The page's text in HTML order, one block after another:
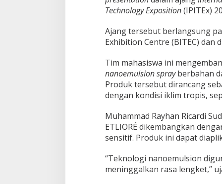
e
r
u
a
e
r
a
k
A
j
a
g
D
u
Technology Exposition(IPITEx)
Ajang tersebut berlangsung
Exhibition Centre (BITEC) dan
Tim mahasiswa ini
nanoemulsion sprayberbahan
Produk tersebut dirancang
dengan kondisi iklim tropis,
Muhammad Rayhan Ricardi
ETLIORÉ dikembangkan
sensitif. Produk ini dapat
“Teknologi nanoemulsion
meninggalkan rasa lengket,”